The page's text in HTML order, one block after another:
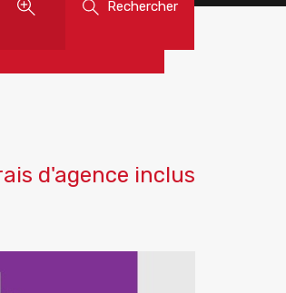
Rechercher
d'agence inclus